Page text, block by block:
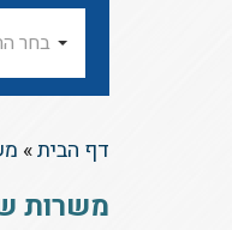
בחר
דף הבית»
משרות